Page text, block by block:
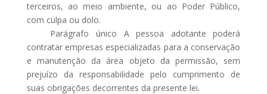
terceiros, ao meio ambiente, ou ao Poder Público,
com culpa ou dolo.
Parágrafo único A pessoa adotante poderá
contratar empresas especializadas para a conservação
e manutenção da área objeto da permissão, sem
prejuízo da responsabilidade pelo cumprimento de
suas obrigações decorrentes da presente lei.